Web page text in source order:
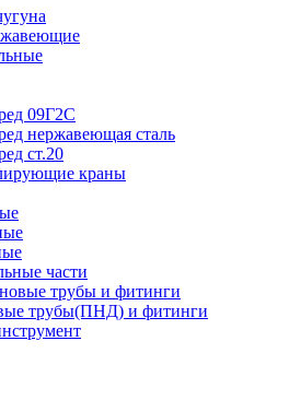
09Г2С
нержавеющая сталь
ст.20
краны
части
трубы и фитинги
трубы(ПНД) и фитинги